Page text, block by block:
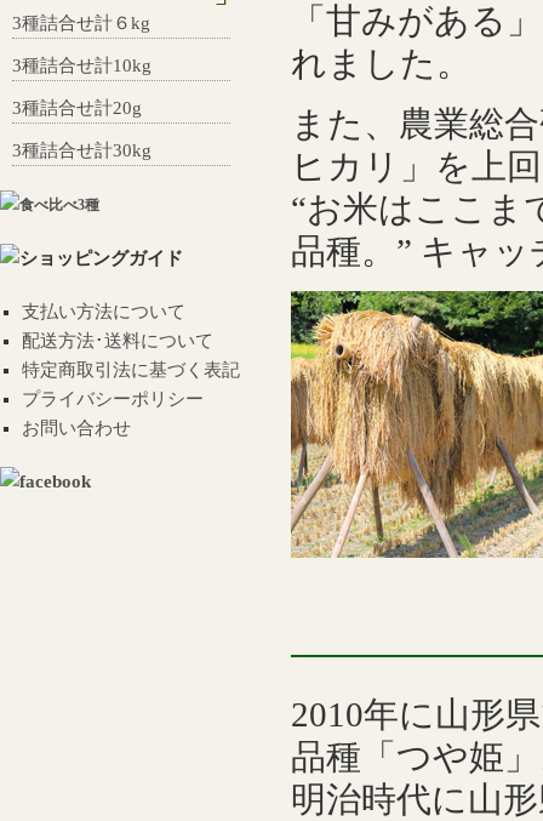
「甘みがある
れました。
また、農業総
ヒカリ」を上
“お米はここま
品種。” キャ
2010年に山形
品種「つや姫
明治時代に山
3種詰合せ計６kg
3種詰合せ計10kg
3種詰合せ計20g
3種詰合せ計30kg
支払い方法について
配送方法･送料について
特定商取引法に基づく表記
プライバシーポリシー
お問い合わせ